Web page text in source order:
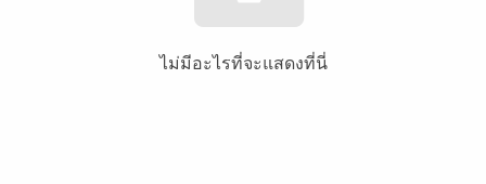
ไม่มีอะไรที่จะแสดงที่นี่